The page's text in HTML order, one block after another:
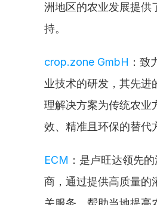
洲地区的农业发展提供
持。
crop.zone GmbH ：致
业技术的研发，其先进
理解决方案为传统农业
效、精准且环保的替代
ECM ：是卢旺达领先
商，通过提供高质量的